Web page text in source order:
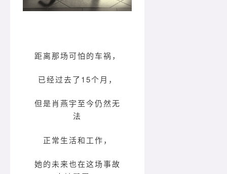
距离那场可怕的车祸，
已经过去了15个月，
但是肖燕宇至今仍然无
法
正常生活和工作，
她的未来也在这场事故